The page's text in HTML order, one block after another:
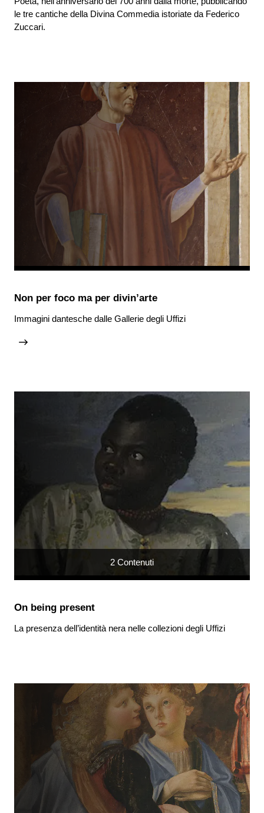
le tre cantiche della Divina Commedia istoriate da Federico
Zuccari.
Non per foco ma per divin’arte
Immagini dantesche dalle Gallerie degli Uffizi
2 Contenuti
On being present
La presenza dell’identità nera nelle collezioni degli Uffizi